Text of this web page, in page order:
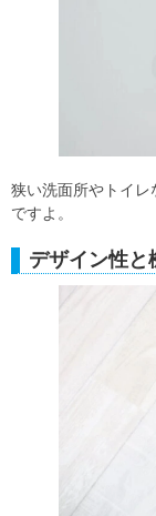
狭い洗面所やトイレ
ですよ。
デザイン性と